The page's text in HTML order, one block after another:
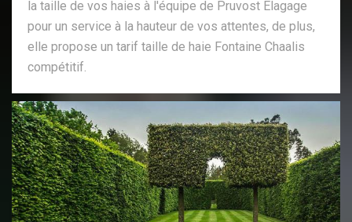
la taille de vos haies à l'équipe de Pruvost Elagage
pour un service à la hauteur de vos attentes, de plus,
elle propose un tarif taille de haie Fontaine Chaalis
compétitif.